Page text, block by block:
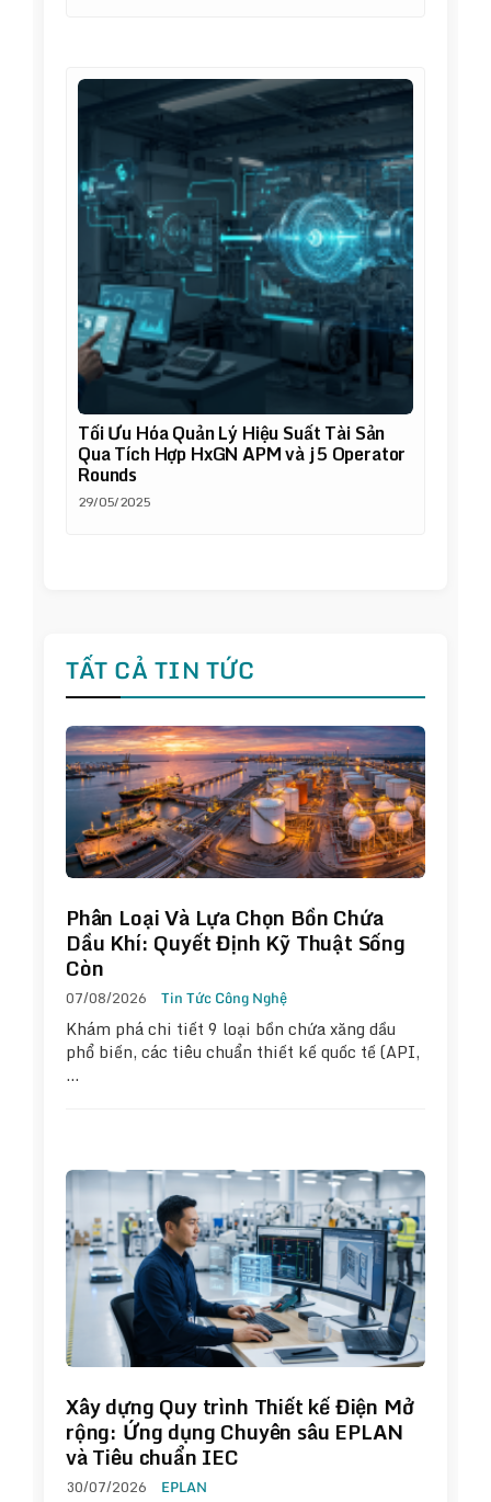
Tối Ưu Hóa Quản Lý Hiệu Suất Tài Sản
Qua Tích Hợp HxGN APM và j5 Operator
Rounds
29/05/2025
TẤT CẢ TIN TỨC
Phân Loại Và Lựa Chọn Bồn Chứa
Dầu Khí: Quyết Định Kỹ Thuật Sống
Còn
07/08/2026 Tin Tức Công Nghệ
Khám phá chi tiết 9 loại bồn chứa xăng dầu
phổ biến, các tiêu chuẩn thiết kế quốc tế (API,
…
Xây dựng Quy trình Thiết kế Điện Mở
rộng: Ứng dụng Chuyên sâu EPLAN
và Tiêu chuẩn IEC
30/07/2026 EPLAN